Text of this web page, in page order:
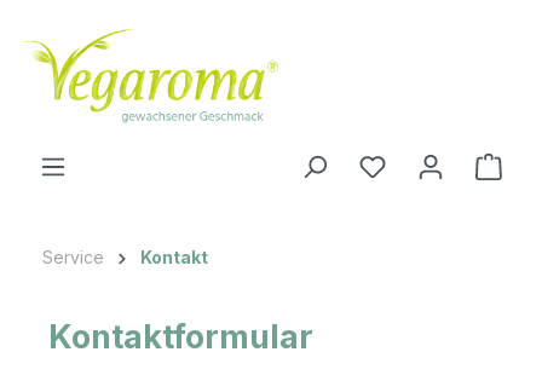
Zum Hauptinhalt springen
Service Kontakt
Kontaktformular